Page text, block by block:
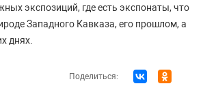
экспозиций, где есть экспонаты, что
Западного Кавказа, его прошлом, а
днях.
Поделиться: